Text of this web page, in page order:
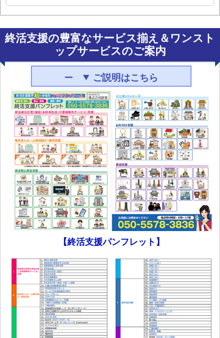
終活支援の豊富なサービス揃え＆ワンスト
ップサービスのご案内
ご説明はこちら
【終活支援パンフレット】